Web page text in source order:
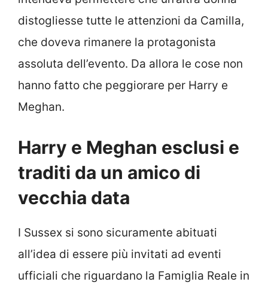
distogliesse tutte le attenzioni da Camilla,
che doveva rimanere la protagonista
assoluta dell’evento. Da allora le cose non
hanno fatto che peggiorare per Harry e
Meghan.
Harry e Meghan esclusi e
traditi da un amico di
vecchia data
I Sussex si sono sicuramente abituati
all’idea di essere più invitati ad eventi
ufficiali che riguardano la Famiglia Reale in